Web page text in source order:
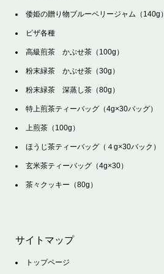
倭姫の贈り物ブルーベリージャム（140g）
ピザ各種
高級煎茶 かぶせ茶（100g）
粉末緑茶 かぶせ茶（30g）
粉末緑茶 深蒸し茶（80g）
特上煎茶ティーバッグ（4g×30バッグ）
上煎茶（100g）
ほうじ茶ティーバッグ（４g×30バック）
玄米茶ティーバッグ（4g×30）
茶々クッキー（80g）
サイトマップ
トップページ